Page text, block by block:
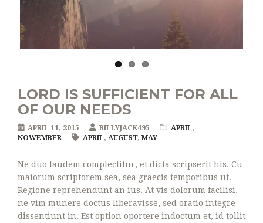
Previous
LORD IS SUFFICIENT FOR ALL
OF OUR NEEDS
APRIL 11, 2015 BILLYJACK495 APRIL,
NOWEMBER
APRIL, AUGUST, MAY
Ne duo laudem complectitur, et dicta scripserit his. Cu
maiorum scriptorem sea, sea graecis temporibus ut.
Regione reprehendunt an ius. At vis dolorum facilisi,
ne vim munere doctus liberavisse, sed oratio integre
dissentiunt in. Est option oportere indoctum et, id tollit